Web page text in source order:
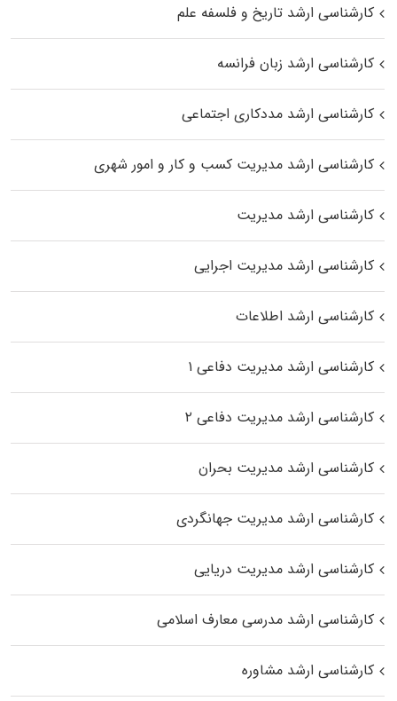
کارشناسی ارشد تاریخ و فلسفه علم
کارشناسی ارشد زبان فرانسه
کارشناسی ارشد مددکاری اجتماعی
کارشناسی ارشد مدیریت کسب و کار و امور شهری
کارشناسی ارشد مدیریت
کارشناسی ارشد مدیریت اجرایی
کارشناسی ارشد اطلاعات
کارشناسی ارشد مدیریت دفاعی ۱
کارشناسی ارشد مدیریت دفاعی ۲
کارشناسی ارشد مدیریت بحران
کارشناسی ارشد مدیریت جهانگردی
کارشناسی ارشد مدیریت دریایی
کارشناسی ارشد مدرسی معارف اسلامی
کارشناسی ارشد مشاوره